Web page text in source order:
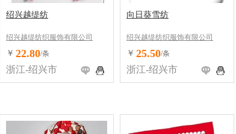
绍兴越缇纺
绍兴越缇纺织服饰有限公司
￥ 22.80/条
浙江-绍兴市
向日葵雪纺
绍兴越缇纺织服饰有限公司
￥ 25.50/条
浙江-绍兴市